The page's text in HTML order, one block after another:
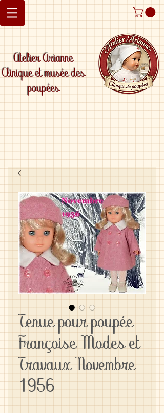
Atelier Arianne
Clinique et musée des
poupées
Tenue pour poupée
Françoise Modes et
Travaux Novembre
1956